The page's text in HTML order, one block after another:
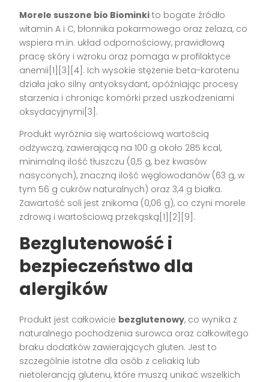
Morele suszone bio Biominki to bogate źródło
witamin A i C, błonnika pokarmowego oraz żelaza, co
wspiera m.in. układ odpornościowy, prawidłową
pracę skóry i wzroku oraz pomaga w profilaktyce
anemii[1][3][4]. Ich wysokie stężenie beta-karotenu
działa jako silny antyoksydant, opóźniając procesy
starzenia i chroniąc komórki przed uszkodzeniami
oksydacyjnymi[3].
Produkt wyróżnia się wartościową wartością
odżywczą, zawierającą na 100 g około 285 kcal,
minimalną ilość tłuszczu (0,5 g, bez kwasów
nasyconych), znaczną ilość węglowodanów (63 g, w
tym 56 g cukrów naturalnych) oraz 3,4 g białka.
Zawartość soli jest znikoma (0,06 g), co czyni morele
zdrową i wartościową przekąską[1][2][9].
Bezglutenowość i
bezpieczeństwo dla
alergików
Produkt jest całkowicie bezglutenowy, co wynika z
naturalnego pochodzenia surowca oraz całkowitego
braku dodatków zawierających gluten. Jest to
szczególnie istotne dla osób z celiakią lub
nietolerancją glutenu, które muszą unikać wszelkich